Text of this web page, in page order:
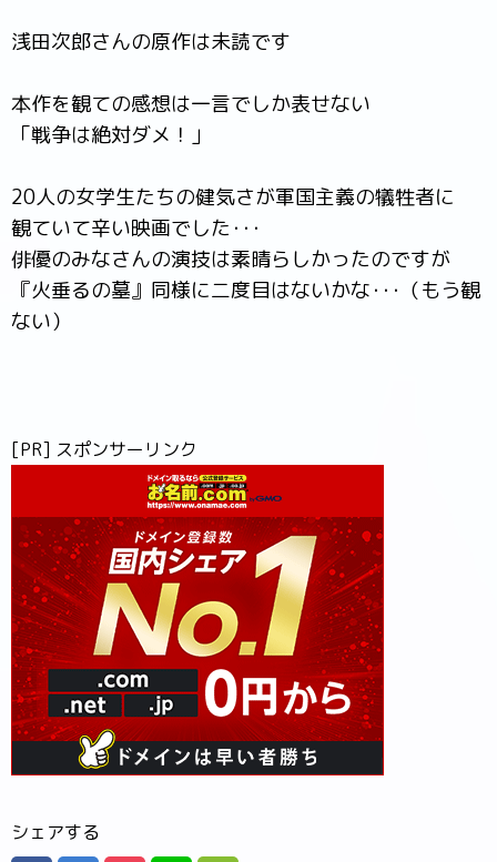
浅田次郎さんの原作は未読です
本作を観ての感想は一言でしか表せない
「戦争は絶対ダメ！」
20人の女学生たちの健気さが軍国主義の犠牲者に
観ていて辛い映画でした･･･
俳優のみなさんの演技は素晴らしかったのですが
『火垂るの墓』同様に二度目はないかな･･･（もう観
ない）
[PR] スポンサーリンク
シェアする